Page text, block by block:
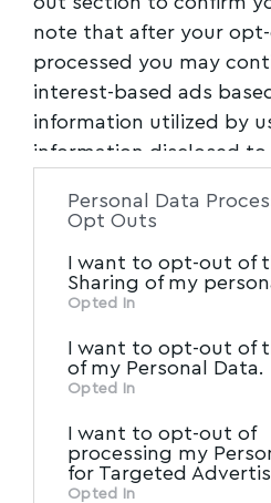
note that after your
processed you may
interest-based ads
information utilized by
information disclosed
of the further
of downstream
information may also be
Participantsthat may
other third parties.
Personal Data
Opt Outs
I want to opt-out of
Sharing of my
Opted In
I want to opt-out of
of my Personal Data.
Opted In
I want to opt-out of
processing my
for Targeted
Opted In